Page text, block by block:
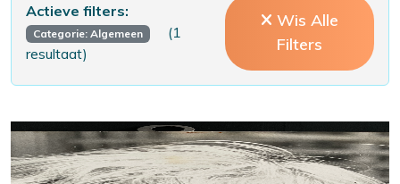
Actieve filters:
Categorie: Algemeen
(1
resultaat)
Wis Alle
Filters